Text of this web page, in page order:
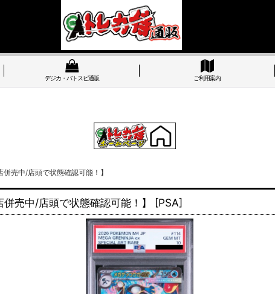
デジカ・バトスピ通販 ご利用案内
売中/店頭で状態確認可能！】
売中/店頭で状態確認可能！】 [PSA]